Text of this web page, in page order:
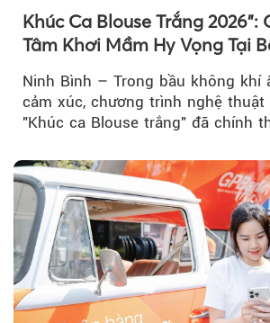
Khúc Ca Blouse Trắng 2026":
Tâm Khơi Mầm Hy Vọng Tại
Bạch Mai Cơ Sở Ninh Bình
Ninh Bình – Trong bầu không khí
cảm xúc, chương trình nghệ
"Khúc ca Blouse trắng" đã chính